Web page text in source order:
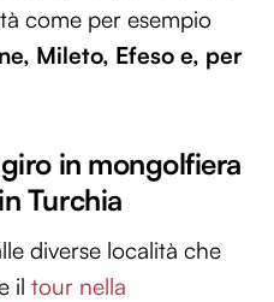
come per esempio
Mileto, Efeso e, per
in mongolfiera
Turchia
diverse località che
il tour nella